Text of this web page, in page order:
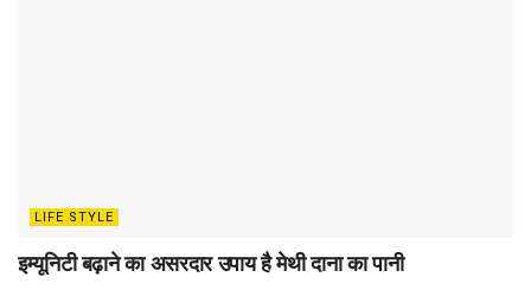
LIFE STYLE
इम्यूनिटी बढ़ाने का असरदार उपाय है मेथी दाना का पानी